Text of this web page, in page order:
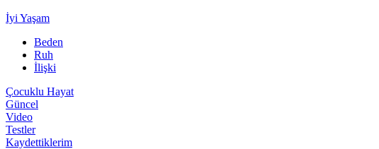
İyi Yaşam
Beden
Ruh
İlişki
Çocuklu Hayat
Güncel
Video
Testler
Kaydettiklerim